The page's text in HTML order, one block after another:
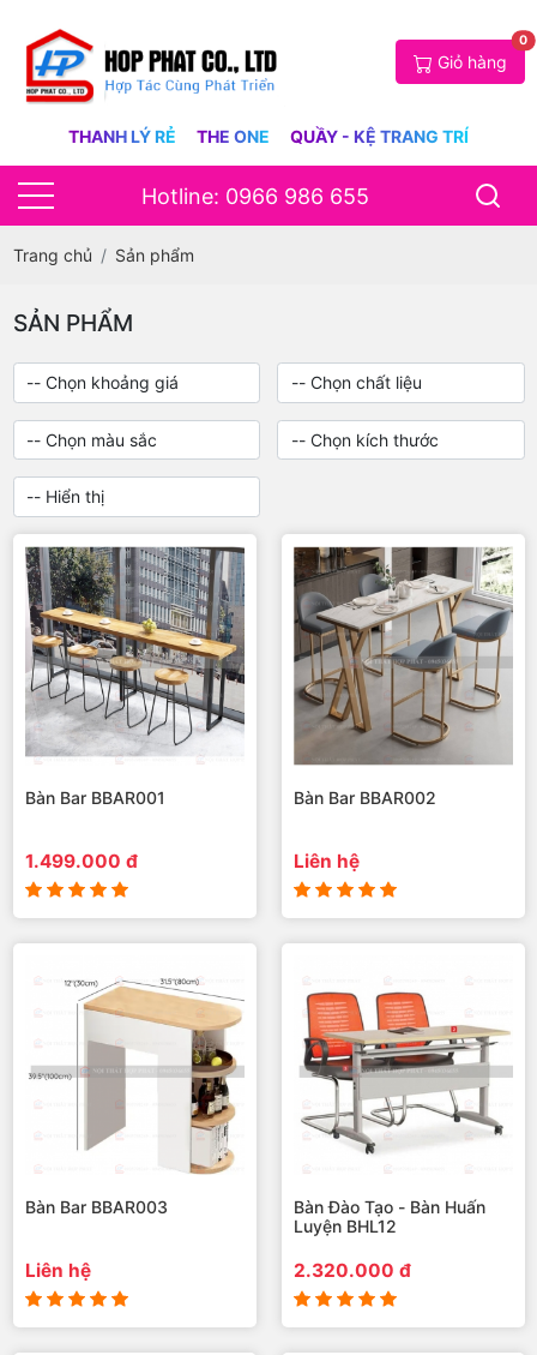
Giỏ hàng
0
THANH LÝ RẺ THE ONE QUẦY - KỆ TRANG TRÍ
Hotline: 0966 986 655
Trang chủ Sản phẩm
SẢN PHẨM
Bàn Bar BBAR001
1.499.000 đ
Bàn Bar BBAR002
Liên hệ
Bàn Bar BBAR003
Liên hệ
Bàn Đào Tạo - Bàn Huấn
Luyện BHL12
2.320.000 đ